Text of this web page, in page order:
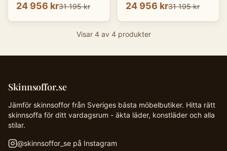
24 956 kr31 195 kr 24 956 kr31 195 kr
Visar 4av 4produkter
Skinnsoffor.se
Jämför skinnsoffor från Sveriges bästa möbelbutiker. Hitta rätt
skinnsoffa för ditt vardagsrum - äkta läder, konstläder och alla
stilar.
@skinnsoffor_se på Instagram